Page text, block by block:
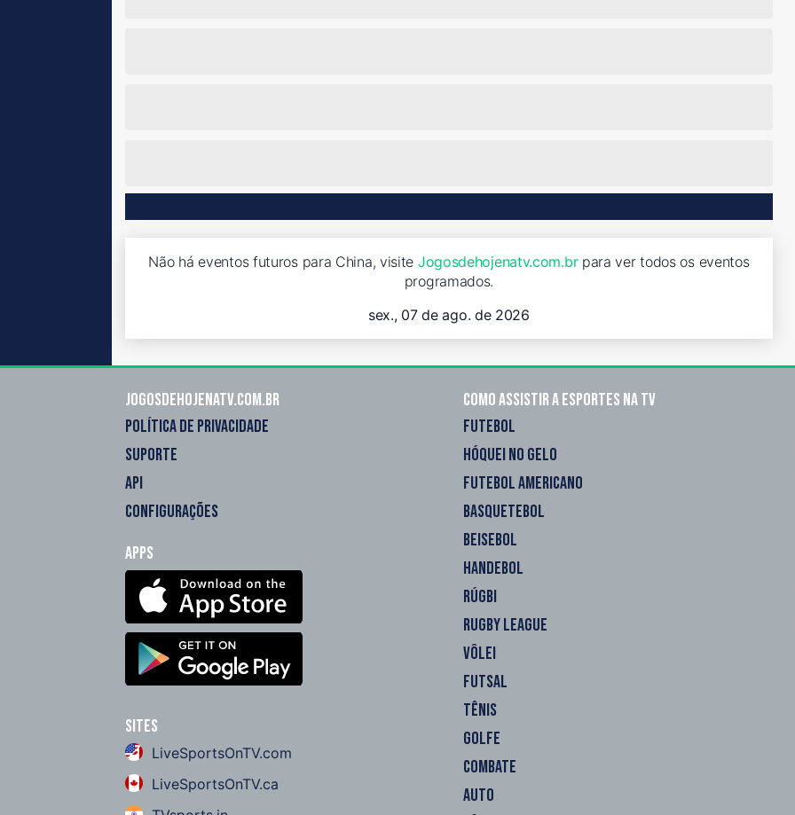
Não há eventos futuros para China, visite Jogosdehojenatv.com.brpara ver todos os eventos
programados.
sex., 07 de ago. de 2026
Jogosdehojenatv.com.br
POLÍTICA DE PRIVACIDADE
SUPORTE
API
CONFIGURAÇÕES
Apps
Sites
LiveSportsOnTV.com
LiveSportsOnTV.ca
Como assistir a esportes na TV
FUTEBOL
HÓQUEI NO GELO
FUTEBOL AMERICANO
BASQUETEBOL
BEISEBOL
HANDEBOL
RÚGBI
RUGBY LEAGUE
VÔLEI
FUTSAL
TÊNIS
GOLFE
COMBATE
AUTO